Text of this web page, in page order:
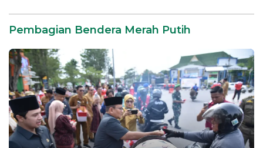
Pembagian Bendera Merah Putih